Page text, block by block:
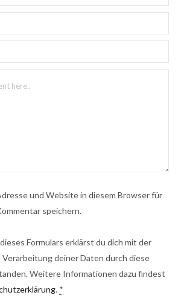
und Website in diesem Browser für
speichern.
Formulars erklärst du dich mit der
Verarbeitung deiner Daten durch diese
Weitere Informationen dazu findest
. *